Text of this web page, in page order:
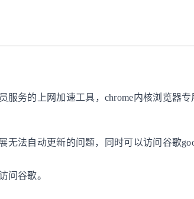
务的上网加速工具，chrome内核浏览器
法自动更新的问题，同时可以访问谷歌
问谷歌。